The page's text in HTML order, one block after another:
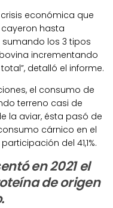
económica que
hasta
los 3 tipos
incrementando
detalló el informe.
el consumo de
terreno casi de
la aviar, ésta pasó de
cárnico en el
del 41,1%.
en 2021 el
de origen